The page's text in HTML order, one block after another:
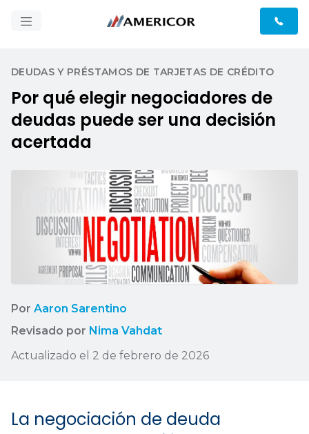
DEUDAS Y PRÉSTAMOS DE TARJETAS DE CRÉDITO
Por qué elegir negociadores de
deudas puede ser una decisión
acertada
Por Aaron Sarentino
Revisado por Nima Vahdat
Actualizado el 2 de febrero de 2026
La negociación de deuda